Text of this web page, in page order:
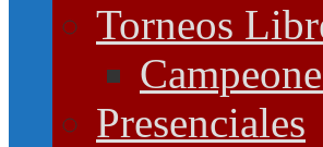
Torneos
Presenciales